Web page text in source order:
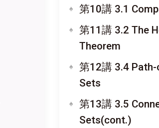
第10講 3.1
第11講 3.2 The
Theorem
第12講 3.4
Sets
第13講 3.5
Sets(cont.)